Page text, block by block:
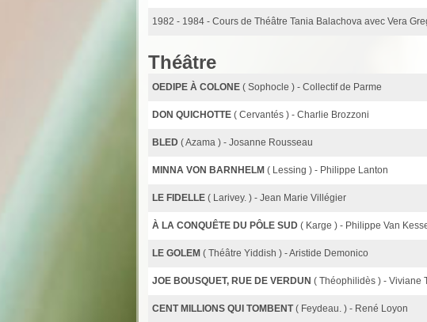
1982 - 1984 - Cours de Théâtre Tania Balachova avec Vera
Théâtre
OEDIPE À COLONE ( Sophocle ) - Collectif de Parme
DON QUICHOTTE ( Cervantés ) - Charlie Brozzoni
BLED ( Azama ) - Josanne Rousseau
MINNA VON BARNHELM ( Lessing ) - Philippe Lanton
LE FIDELLE ( Larivey. ) - Jean Marie Villégier
À LA CONQUÊTE DU PÔLE SUD ( Karge ) - Philippe Van
LE GOLEM ( Théâtre Yiddish ) - Aristide Demonico
JOE BOUSQUET, RUE DE VERDUN ( Théophilidès ) - Viviane
CENT MILLIONS QUI TOMBENT ( Feydeau. ) - René Loyon